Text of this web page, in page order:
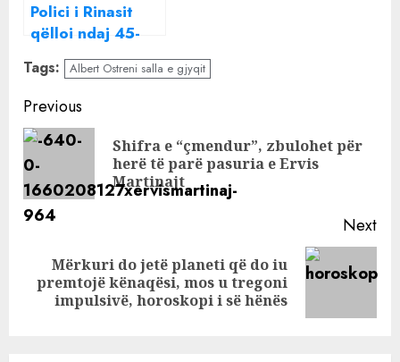
Polici i Rinasit
qëlloi ndaj 45-
vjeçarit dhe u
zhduk në mes të
Tiranës
Tags: Albert Ostreni salla e gjyqit
Continue
Reading
Previous
Shifra e “çmendur”, zbulohet për
herë të parë pasuria e Ervis
Martinajt
Next
Next
post:
Mërkuri do jetë planeti që do iu
premtojë kënaqësi, mos u tregoni
impulsivë, horoskopi i së hënës